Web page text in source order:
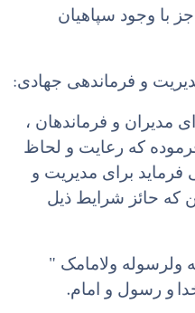
با وجود سپاهیان
و فرماندهی جهادی:
مدیران و فرماندهان ،
که رعایت و لحاظ
برای مدیریت و
که حائز شرایط ذیل
ولرسوله ولامامک "
و رسول و امام.